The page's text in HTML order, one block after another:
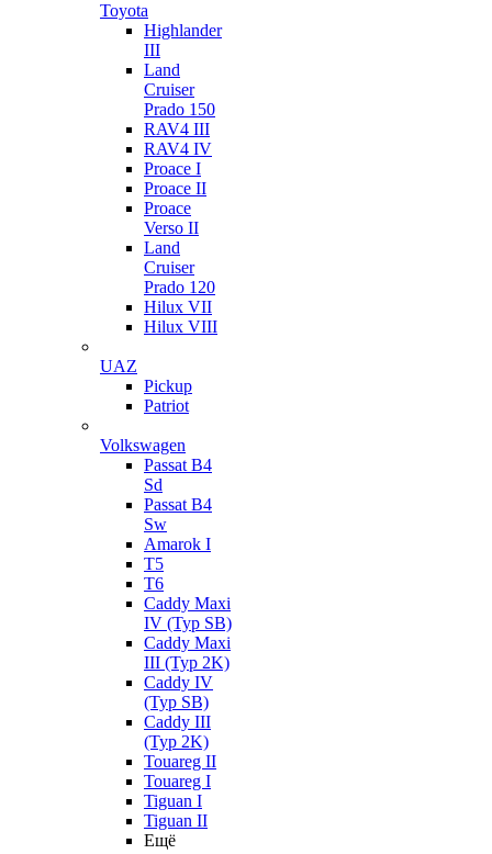
Toyota
Highlander
III
Land
Cruiser
Prado 150
RAV4 III
RAV4 IV
Proace I
Proace II
Proace
Verso II
Land
Cruiser
Prado 120
Hilux VII
Hilux VIII
UAZ
Pickup
Patriot
Volkswagen
Passat B4
Sd
Passat B4
Sw
Amarok I
T5
T6
Caddy Maxi
IV (Typ SB)
Caddy Maxi
III (Typ 2K)
Caddy IV
(Typ SB)
Caddy III
(Typ 2K)
Touareg II
Touareg I
Tiguan I
Tiguan II
Ещё